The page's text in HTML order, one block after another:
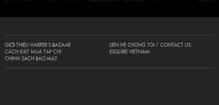
GIỚI THIỆU HARPER’S BAZAAR
CÁCH ĐẶT MUA TẠP CHÍ
CHÍNH SÁCH BẢO MẬT
LIÊN HỆ CHÚNG TÔI / CONTACT US
ESQUIRE VIETNAM